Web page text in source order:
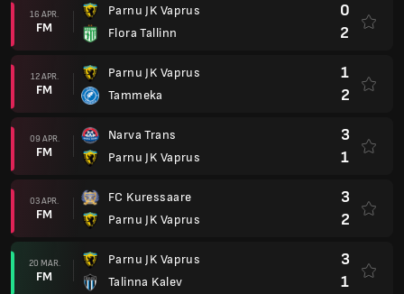
16 APR.
FM
Parnu JK Vaprus
Flora Tallinn
0
2
12 APR.
FM
Parnu JK Vaprus
Tammeka
1
2
09 APR.
FM
Narva Trans
Parnu JK Vaprus
3
1
03 APR.
FM
FC Kuressaare
Parnu JK Vaprus
3
2
20 MAR.
FM
Parnu JK Vaprus
Talinna Kalev
3
1